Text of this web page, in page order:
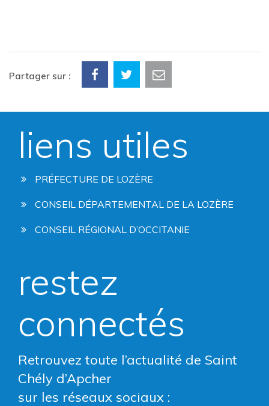
Partager sur :
liens utiles
PRÉFECTURE DE LOZÈRE
CONSEIL DÉPARTEMENTAL DE LA LOZÈRE
CONSEIL RÉGIONAL D’OCCITANIE
restez
connectés
Retrouvez toute l’actualité de Saint
Chély d’Apcher
sur les réseaux sociaux :